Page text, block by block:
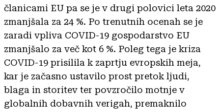
članicami EU pa se je v drugi polovici leta 2020
zmanjšala za 24 %. Po trenutnih ocenah se je
zaradi vpliva COVID-19 gospodarstvo EU
zmanjšalo za več kot 6 %. Poleg tega je kriza
COVID-19 prisilila k zaprtju evropskih meja,
kar je začasno ustavilo prost pretok ljudi,
blaga in storitev ter povzročilo motnje v
globalnih dobavnih verigah, premaknilo